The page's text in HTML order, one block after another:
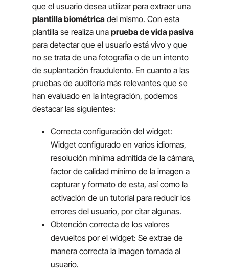
que el usuario desea utilizar para extraer una
plantilla biométricadel mismo. Con esta
plantilla se realiza una prueba de vida pasiva
para detectar que el usuario está vivo y que
no se trata de una fotografía o de un intento
de suplantación fraudulento. En cuanto a las
pruebas de auditoría más relevantes que se
han evaluado en la integración, podemos
destacar las siguientes:
Correcta configuración del widget:
Widget configurado en varios idiomas,
resolución mínima admitida de la cámara,
factor de calidad mínimo de la imagen a
capturar y formato de esta, así como la
activación de un tutorial para reducir los
errores del usuario, por citar algunas.
Obtención correcta de los valores
devueltos por el widget: Se extrae de
manera correcta la imagen tomada al
usuario.